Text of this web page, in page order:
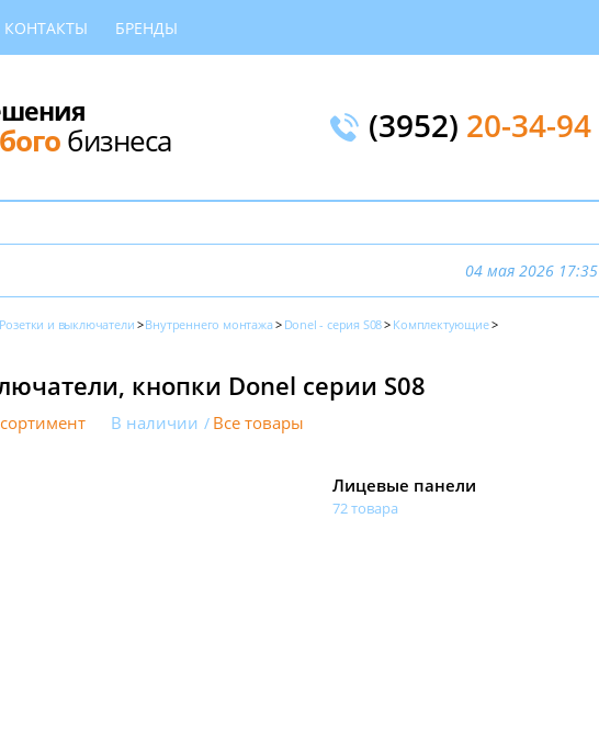
КОНТАКТЫ БРЕНДЫ
бизнеса (3952) 20-34-94
04 мая 2026 17:35
Розетки и выключатели Внутреннего монтажа Donel - серия S08
Комплектующие
кнопки Donel серии S08
В наличии Все товары
Лицевые панели
72 товара